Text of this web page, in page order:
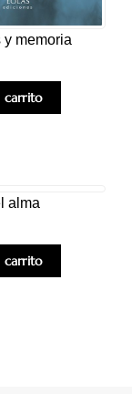
y memoria
carrito
alma
carrito